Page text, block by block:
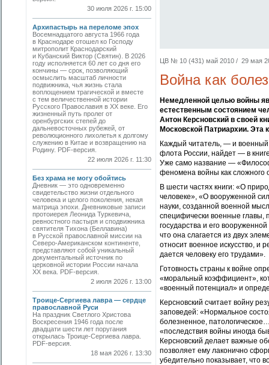
30 июля 2026 г. 15:00
Архипастырь на переломе эпох
Восемнадцатого августа 1966 года
в Краснодаре отошел ко Господу
митрополит Краснодарский
и Кубанский Виктор (Святин). В 2026
году исполняется 60 лет со дня его
кончины — срок, позволяющий
осмыслить масштаб личности
подвижника, чья жизнь стала
воплощением трагической и вместе
с тем величественной истории
Русского Православия в XX веке. Его
жизненный путь пролег от
оренбургских степей до
дальневосточных рубежей, от
революционного лихолетья к долгому
служению в Китае и возвращению на
Родину. PDF-версия.
22 июля 2026 г. 11:30
Без храма не могу обойтись
Дневник — это одновременно
свидетельство жизни отдельного
человека и целого поколения, некая
матрица эпохи. Дневниковые записи
протоиерея Леонида Туркевича,
ревностного пастыря и сподвижника
святителя Тихона (Беллавина)
в Русской православной миссии на
Северо-Американском континенте,
представляют собой уникальный
документальный источник по
церковной истории России начала
ХХ века. PDF-версия.
2 июля 2026 г. 13:00
Троице-Сергиева лавра — сердце
православной Руси
На праздник Светлого Христова
Воскресения 1946 года после
двадцати шести лет поругания
открылась Троице-Сергиева лавра.
PDF-версия.
18 мая 2026 г. 13:30
ЦВ № 10 (431) май 2010 / 29 мая
Война как
Немедленной целью войны
естественным состоянием
Антон Керсновский в своей
Московской Патриархии. Эта
Каждый читатель, — и
флота России, найдет — в
Уже само название —
феномена войны как сложного
В шести частях книги: «О
человеке», «О вооруженной
науки, созданной военной
специфически военные главы,
государства и его
что она слагается из двух
относит военное искусство, и
дается человеку его трудами».
Готовность страны к войне
«моральный коэффициент»,
«военный потенциал» и
Керсновский считает войну
заповедей: «Нормальное
болезненное,
«последствия войны иногда
Керсновский делает важные
позволяет ему лаконично
убедительно показывает, что